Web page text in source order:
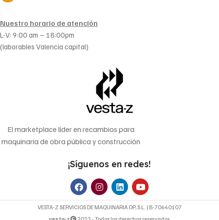
Nuestro horario de atención
L-V: 9:00 am – 18:00pm
(laborables Valencia capital)
El marketplace líder en recambios para
maquinaria de obra pública y construcción
¡Síguenos en redes!
VESTA-Z SERVICIOS DE MAQUINARIA OP, S.L. | B-70640107